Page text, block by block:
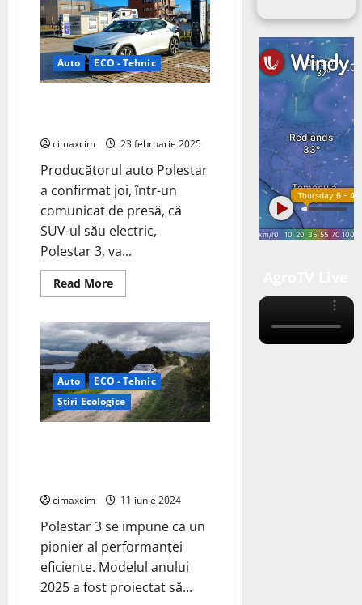
Auto ECO - Tehnic
cimaxcim 23 februarie 2025
Producătorul auto Polestar
a confirmat joi, într-un
comunicat de presă, că
SUV-ul său electric,
Polestar 3, va...
Read MoreRead
more
3:
Upgrade
Tehnologic
Major
pentru
2026
Auto
ECO - Tehnic
Știri Ecologice
cimaxcim 11 iunie 2024
Polestar 3 se impune ca un
pionier al performanței
eficiente. Modelul anului
2025 a fost proiectat să...